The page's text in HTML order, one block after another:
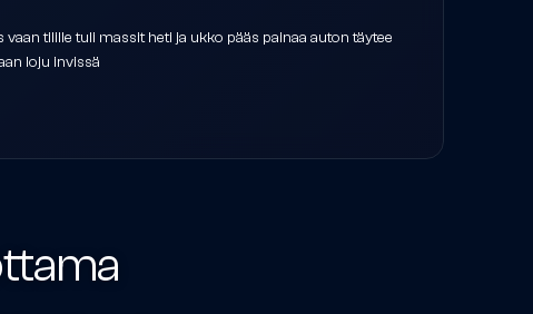
vaan tilille tuli massit heti ja ukko pääs painaa auton täytee
loju invissä